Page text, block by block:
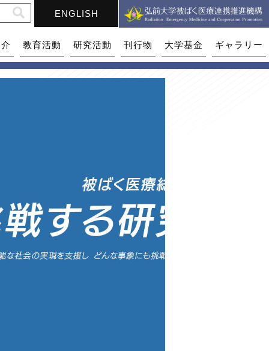
ENGLISH
教育活動 研究活動 刊行物 大学基金 ギャラリー